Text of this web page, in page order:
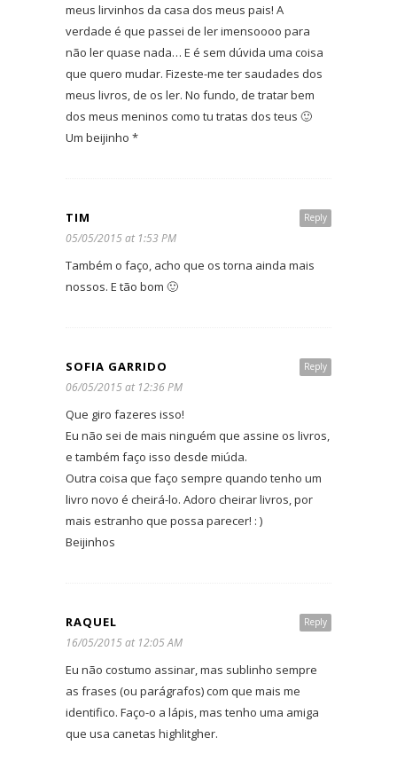
meus lirvinhos da casa dos meus pais! A
verdade é que passei de ler imensoooo para
não ler quase nada… E é sem dúvida uma coisa
que quero mudar. Fizeste-me ter saudades dos
meus livros, de os ler. No fundo, de tratar bem
dos meus meninos como tu tratas dos teus 🙂
Um beijinho *
Reply
TIM
05/05/2015 at 1:53 PM
Também o faço, acho que os torna ainda mais
nossos. E tão bom 🙂
Reply
SOFIA GARRIDO
06/05/2015 at 12:36 PM
Que giro fazeres isso!
Eu não sei de mais ninguém que assine os livros,
e também faço isso desde miúda.
Outra coisa que faço sempre quando tenho um
livro novo é cheirá-lo. Adoro cheirar livros, por
mais estranho que possa parecer! : )
Beijinhos
Reply
RAQUEL
16/05/2015 at 12:05 AM
Eu não costumo assinar, mas sublinho sempre
as frases (ou parágrafos) com que mais me
identifico. Faço-o a lápis, mas tenho uma amiga
que usa canetas highlitgher.